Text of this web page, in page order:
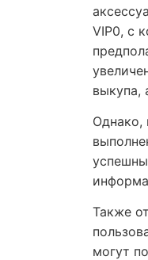
VIP0, с
выкупа,
Однако,
Также
могут